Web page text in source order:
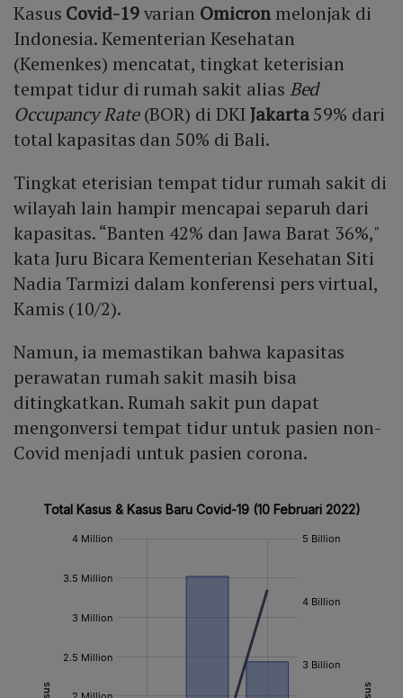
Kasus Covid-19varian Omicron melonjak di
Indonesia. Kementerian Kesehatan
(Kemenkes) mencatat, tingkat keterisian
tempat tidur di rumah sakit alias Bed
Occupancy Rate(BOR) di DKIJakarta59% dari
total kapasitas dan 50% di Bali.
Tingkat eterisian tempat tidur rumah sakit di
wilayah lain hampir mencapai separuh dari
kapasitas. “Banten 42% dan Jawa Barat 36%,"
kata Juru Bicara Kementerian Kesehatan Siti
Nadia Tarmizi dalam konferensi pers virtual,
Kamis (10/2).
Namun, ia memastikan bahwa kapasitas
perawatan rumah sakit masih bisa
ditingkatkan. Rumah sakit pun dapat
mengonversi tempat tidur untuk pasien non-
Covid menjadi untuk pasien corona.